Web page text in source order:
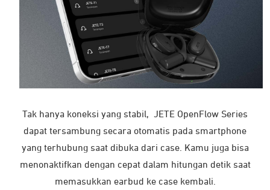
Tak hanya koneksi yang stabil, JETE OpenFlow Series
dapat tersambung secara otomatis pada smartphone
yang terhubung saat dibuka dari case. Kamu juga bisa
menonaktifkan dengan cepat dalam hitungan detik saat
memasukkan earbud ke case kembali.